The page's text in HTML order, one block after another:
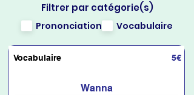
Filtrer par catégorie(s)
Prononciation Vocabulaire
Vocabulaire 5€
Wanna